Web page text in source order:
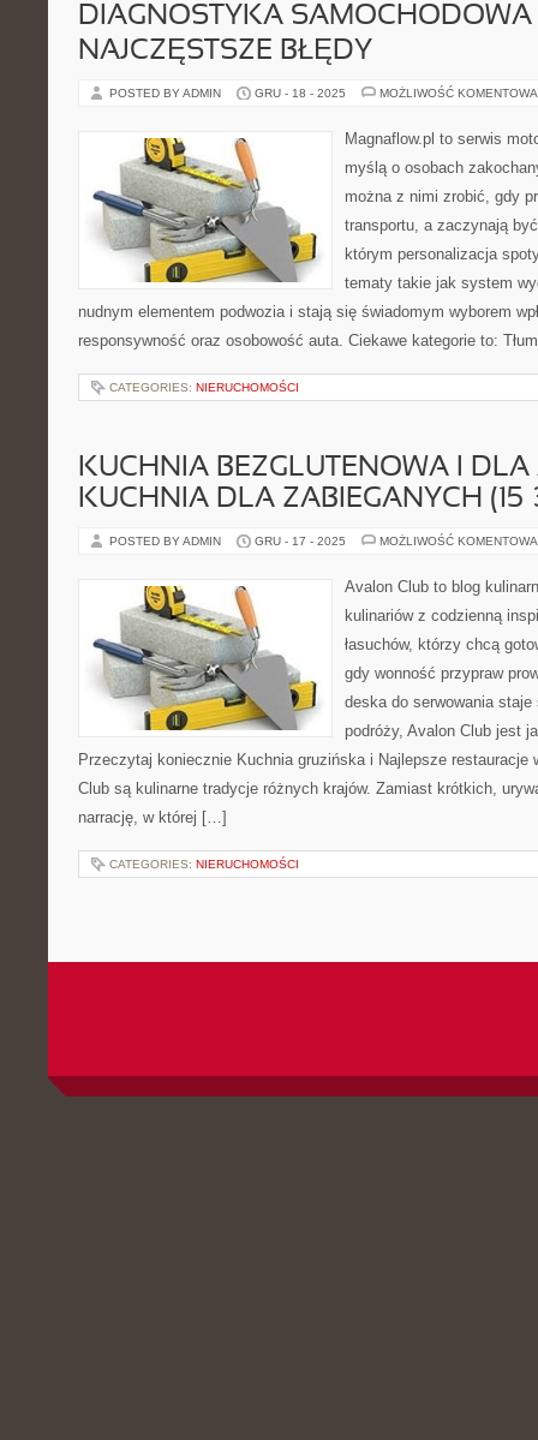
DIAGNOSTYKA SAMOCHODOWA
NAJCZĘSTSZE BŁĘDY
POSTED BY ADMIN GRU - 18 - 2025 MOŻLIWOŚĆ
Magnaflow.pl to serwis
myślą o osobach
można z nimi zrobić, gdy
transportu, a zaczynają
którym personalizacja
tematy takie jak system
nudnym elementem podwozia i stają się świadomym wyborem
responsywność oraz osobowość auta. Ciekawe kategorie to:
CATEGORIES: NIERUCHOMOŚCI
KUCHNIA BEZGLUTENOWA I DLA
KUCHNIA DLA ZABIEGANYCH
POSTED BY ADMIN GRU - 17 - 2025 MOŻLIWOŚĆ
Avalon Club to blog
kulinariów z codzienną
łasuchów, którzy chcą
gdy wonność przypraw
deska do serwowania
podróży, Avalon Club jest
Przeczytaj koniecznie Kuchnia gruzińska i Najlepsze restauracje
Club są kulinarne tradycje różnych krajów. Zamiast krótkich,
narrację, w której […]
CATEGORIES: NIERUCHOMOŚCI